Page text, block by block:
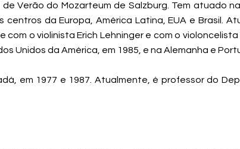
Verão do Mozarteum de Salzburg. Tem atuado
da Europa, América Latina, EUA e Brasil.
o violinista Erich Lehninger e com o violoncelista
Unidos da América, em 1985, e na Alemanha e
em 1977 e 1987. Atualmente, é professor do